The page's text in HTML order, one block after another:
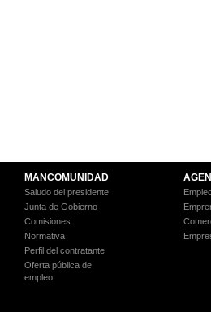
MANCOMUNIDAD
Saludo del presidente
Junta de Gobierno
Comisiones
Normativa
Perfil del contratante
Oferta pública de
empleo